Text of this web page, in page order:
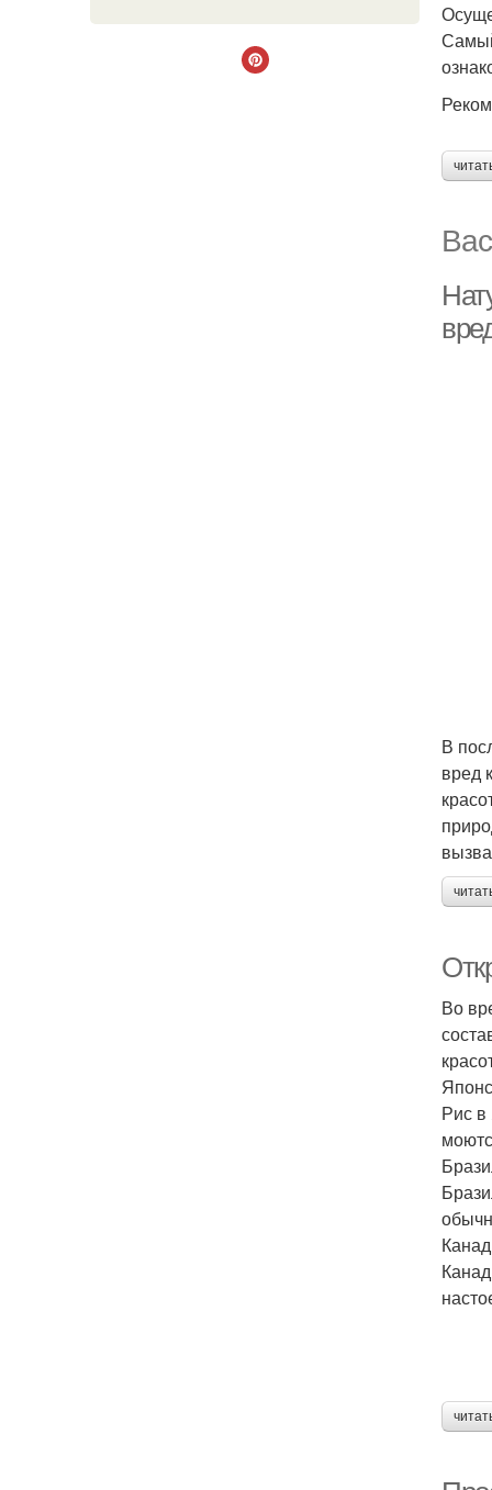
В
вред
Во
Рис в